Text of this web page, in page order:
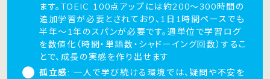
ます。TOEIC 100点アップには約200〜300時間の
追加学習が必要とされており、1日1時間ペースでも
半年〜1年のスパンが必要です。週単位で学習ログ
を数値化（時間・単語数・シャドーイング回数）するこ
とで、成長の実感を作り出せます
孤立感: 一人で学び続ける環境では、疑問や不安を